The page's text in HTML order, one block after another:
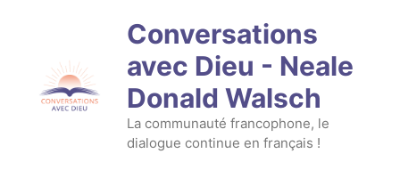
Conversations
avec Dieu - Neale
Donald Walsch
La communauté francophone, le
dialogue continue en français !